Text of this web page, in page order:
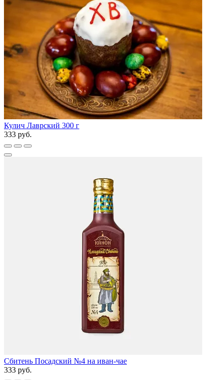
Кулич Лаврский 300 г
333 руб.
Сбитень Посадский №4 на иван-чае
333 руб.